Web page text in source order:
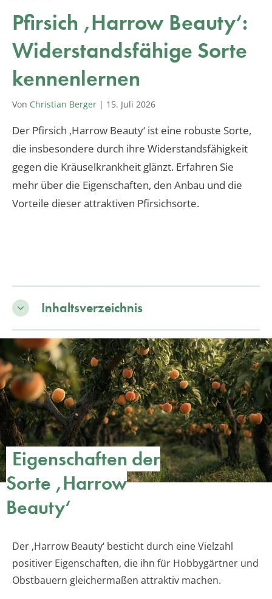
Pfirsich ‚Harrow Beauty‘:
Widerstandsfähige Sorte
kennenlernen
Von Christian Berger | 15. Juli 2026
Der Pfirsich ‚Harrow Beauty‘ ist eine robuste Sorte,
die insbesondere durch ihre Widerstandsfähigkeit
gegen die Kräuselkrankheit glänzt. Erfahren Sie
mehr über die Eigenschaften, den Anbau und die
Vorteile dieser attraktiven Pfirsichsorte.
Inhaltsverzeichnis
Eigenschaften der
Sorte ‚Harrow
Beauty‘
Der ‚Harrow Beauty‘ besticht durch eine Vielzahl
positiver Eigenschaften, die ihn für Hobbygärtner und
Obstbauern gleichermaßen attraktiv machen.